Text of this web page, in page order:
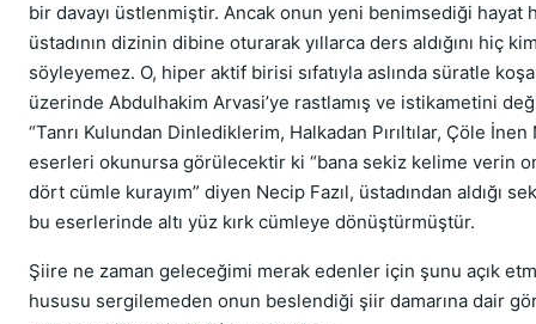
bir davayı üstlenmiştir. Ancak onun yeni benimsediği hayat
üstadının dizinin dibine oturarak yıllarca ders aldığını hiç
söyleyemez. O, hiper aktif birisi sıfatıyla aslında süratle
üzerinde Abdulhakim Arvasi’ye rastlamış ve istikametini
“Tanrı Kulundan Dinlediklerim, Halkadan Pırıltılar, Çöle İnen
eserleri okunursa görülecektir ki “bana sekiz kelime verin
dört cümle kurayım” diyen Necip Fazıl, üstadından aldığı
bu eserlerinde altı yüz kırk cümleye dönüştürmüştür.
Şiire ne zaman geleceğimi merak edenler için şunu açık
hususu sergilemeden onun beslendiği şiir damarına dair